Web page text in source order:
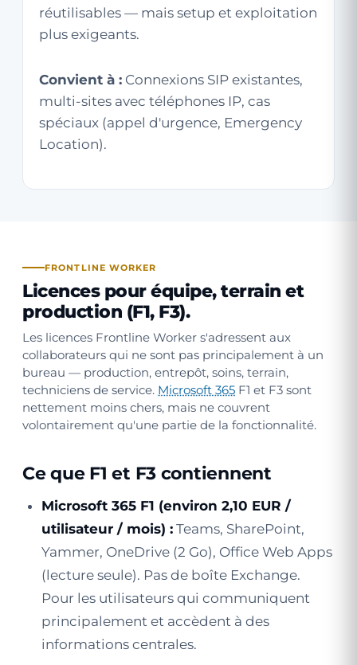
réutilisables — mais setup et exploitation
plus exigeants.
Convient à : Connexions SIP existantes,
multi-sites avec téléphones IP, cas
spéciaux (appel d'urgence, Emergency
Location).
FRONTLINE WORKER
Licences pour équipe, terrain et
production (F1, F3).
Les licences Frontline Worker s'adressent aux
collaborateurs qui ne sont pas principalement à un
bureau — production, entrepôt, soins, terrain,
techniciens de service. Microsoft 365 F1 et F3 sont
nettement moins chers, mais ne couvrent
volontairement qu'une partie de la fonctionnalité.
Ce que F1 et F3 contiennent
Microsoft 365 F1 (environ 2,10 EUR /
utilisateur / mois) : Teams, SharePoint,
Yammer, OneDrive (2 Go), Office Web Apps
(lecture seule). Pas de boîte Exchange.
Pour les utilisateurs qui communiquent
principalement et accèdent à des
informations centrales.